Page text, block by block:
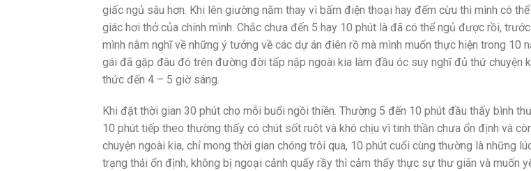
giấc ngủ sâu hơn. Khi lên giường nằm thay vì bấm điện thoại hay đếm cừu thì mình có
giác hơi thở của chính mình. Chắc chưa đến 5 hay 10 phút là đã có thể ngủ được rồi,
mình nằm nghĩ về những ý tưởng về các dự án điên rồ mà mình muốn thực hiện trong 10
gái đã gặp đâu đó trên đường đời tấp nập ngoài kia làm đầu óc suy nghĩ đủ thứ chuyện
thức đến 4 – 5 giờ sáng.
Khi đặt thời gian 30 phút cho mỗi buổi ngồi thiền. Thường 5 đến 10 phút đầu thấy bình
10 phút tiếp theo thường thấy có chút sốt ruột và khó chịu vì tinh thần chưa ổn định và
chuyện ngoài kia, chỉ mong thời gian chóng trôi qua, 10 phút cuối cùng thường là những
trạng thái ổn định, không bị ngoại cảnh quấy rầy thì cảm thấy thực sự thư giãn và muốn